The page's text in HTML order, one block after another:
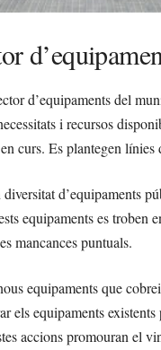
d’equipaments del
i recursos
curs. Es plantegen línies
d’equipaments
equipaments es troben
mancances puntuals.
equipaments que
equipaments
accions promouran el